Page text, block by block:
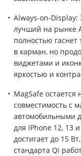
Always-on-
лучший на рынке
полностью
в карман, но
виджетами и
яркостью и
MagSafe
совместимость с
автомобильными
для iPhone 12, 13
достигает до 15
стандарта Qi